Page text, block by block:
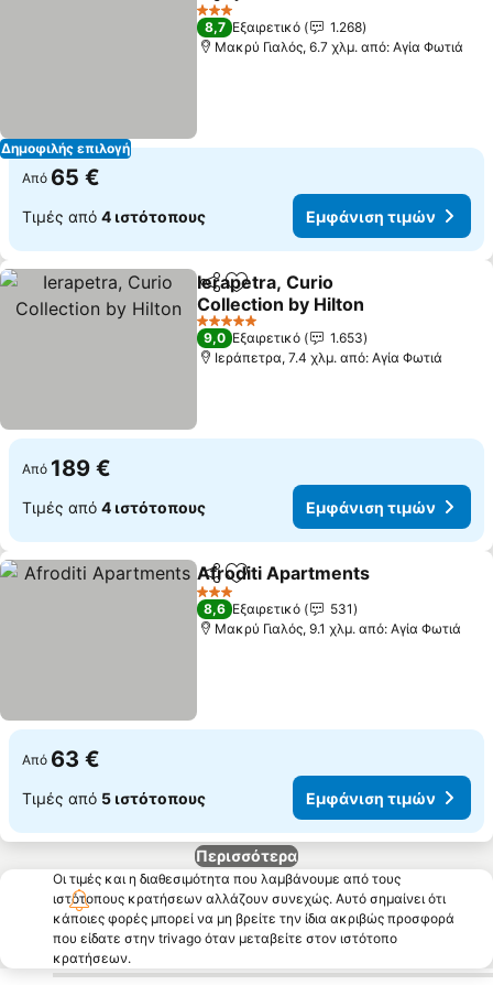
Δημοφιλής επιλογή
3 Αστέρια
8,7 Εξαιρετικό
1.268
Μακρύ Γιαλός, 6.7 χλμ. από: Αγία Φωτιά
Από 65 €
Τιμές από 4 ιστότοπους Εμφάνιση τιμών
Κοινοποίηση
Προσθήκη στα αγαπημένα
Ierapetra, Curio
Collection by Hilton
5 Αστέρια
9,0 Εξαιρετικό
1.653
Ιεράπετρα, 7.4 χλμ. από: Αγία Φωτιά
Από 189 €
Τιμές από 4 ιστότοπους Εμφάνιση τιμών
Κοινοποίηση
Προσθήκη στα αγαπημένα
Afroditi Apartments
3 Αστέρια
8,6 Εξαιρετικό
531
Μακρύ Γιαλός, 9.1 χλμ. από: Αγία Φωτιά
Από 63 €
Τιμές από 5 ιστότοπους Εμφάνιση τιμών
Περισσότερα
Οι τιμές και η διαθεσιμότητα που λαμβάνουμε από τους
ιστότοπους κρατήσεων αλλάζουν συνεχώς. Αυτό σημαίνει ότι
κάποιες φορές μπορεί να μη βρείτε την ίδια ακριβώς προσφορά
που είδατε στην trivago όταν μεταβείτε στον ιστότοπο
κρατήσεων.